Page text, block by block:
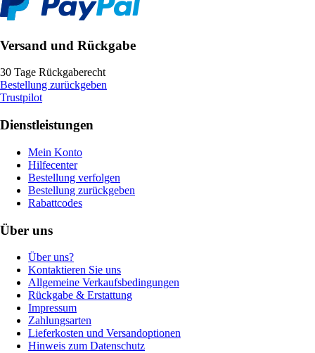
Versand und Rückgabe
30 Tage Rückgaberecht
Bestellung zurückgeben
Trustpilot
Dienstleistungen
Mein Konto
Hilfecenter
Bestellung verfolgen
Bestellung zurückgeben
Rabattcodes
Über uns
Über uns?
Kontaktieren Sie uns
Allgemeine Verkaufsbedingungen
Rückgabe & Erstattung
Impressum
Zahlungsarten
Lieferkosten und Versandoptionen
Hinweis zum Datenschutz